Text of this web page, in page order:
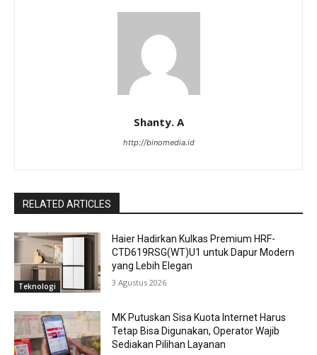
Shanty. A
http://binomedia.id
RELATED ARTICLES
Teknologi
Haier Hadirkan Kulkas Premium HRF-
CTD619RSG(WT)U1 untuk Dapur Modern
yang Lebih Elegan
3 Agustus 2026
MK Putuskan Sisa Kuota Internet Harus
Tetap Bisa Digunakan, Operator Wajib
Sediakan Pilihan Layanan